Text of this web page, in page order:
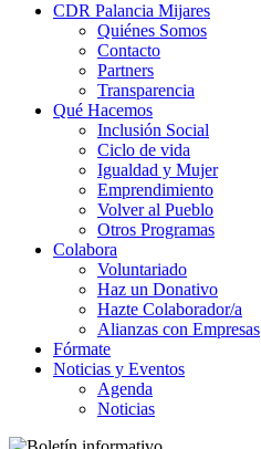
CDR Palancia Mijares
Quiénes Somos
Contacto
Partners
Transparencia
Qué Hacemos
Inclusión Social
Ciclo de vida
Igualdad y Mujer
Emprendimiento
Volver al Pueblo
Otros Programas
Colabora
Voluntariado
Haz un Donativo
Hazte Colaborador/a
Alianzas con Empresas
Fórmate
Noticias y Eventos
Agenda
Noticias